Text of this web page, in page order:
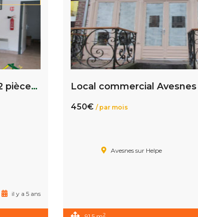
Appartement Avesnes Sur Helpe 2 pièce(s) 70 m2
il y a 5 ans
450€ / par mois
Avesnes sur Helpe
2